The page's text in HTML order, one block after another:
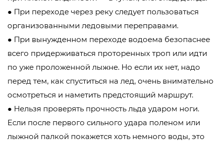
● При переходе через реку следует пользоваться
организованными ледовыми переправами.
● При вынужденном переходе водоема безопаснее
всего придерживаться проторенных троп или идти
по уже проложенной лыжне. Но если их нет, надо
перед тем, как спуститься на лед, очень внимательно
осмотреться и наметить предстоящий маршрут.
● Нельзя проверять прочность льда ударом ноги.
Если после первого сильного удара поленом или
лыжной палкой покажется хоть немного воды, это